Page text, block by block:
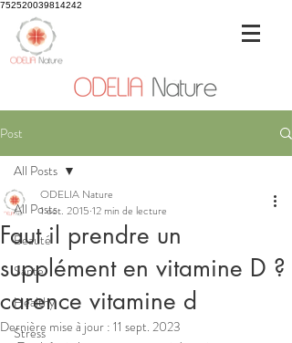
752520039814242
Post
All Posts
Beauté
Santé
Healthy
Stress
All Posts
Faut il prendre un
supplément en vitamine D ?
carence vitamine d
ODELIA Nature
1 oct. 2015 12 min de lecture
Dernière mise à jour : 11 sept. 2023